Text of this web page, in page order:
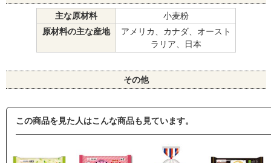
主な原材料
小麦粉
原材料の主な産地
アメリカ、カナダ、オースト
ラリア、日本
その他
この商品を見た人はこんな商品も見ています。